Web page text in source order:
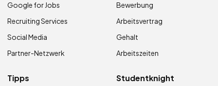
Google for Jobs
Recruiting Services
Social Media
Partner-Netzwerk
Bewerbung
Arbeitsvertrag
Gehalt
Arbeitszeiten
Tipps Studentknight